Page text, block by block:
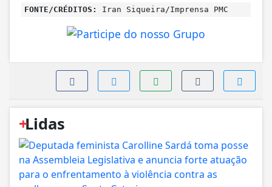
FONTE/CRÉDITOS: Iran Siqueira/Imprensa PMC
+
Lidas